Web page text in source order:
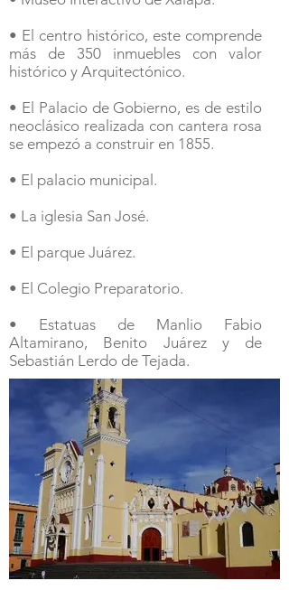
• El centro histórico, este comprende
más de 350 inmuebles con valor
histórico y Arquitectónico.
• El Palacio de Gobierno, es de estilo
neoclásico realizada con cantera rosa
se empezó a construir en 1855.
• El palacio municipal.
• La iglesia San José.
• El parque Juárez.
• El Colegio Preparatorio.
• Estatuas de Manlio Fabio
Altamirano, Benito Juárez y de
Sebastián Lerdo de Tejada.